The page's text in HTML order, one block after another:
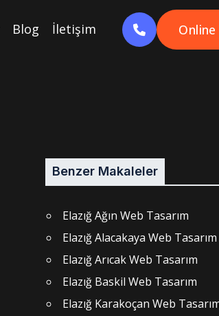
Blog İletişim
Benzer Makaleler
Elazığ Ağın Web Tasarım
Elazığ Alacakaya Web Tasarım
Elazığ Arıcak Web Tasarım
Elazığ Baskil Web Tasarım
Elazığ Karakoçan Web